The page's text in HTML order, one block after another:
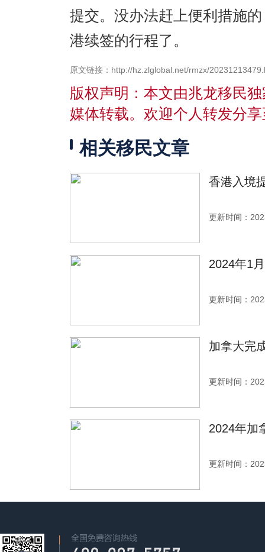
提交。没办法赶上便利措施
港续签的行程了。
原文链接：http://hz.zlglobal.net/rmzx/
版权声明：本文由兆龙移民
媒体转载。欢迎个人转发分
相关移民文章
香港入境
更新时间：
2024年1
更新时间：
加拿大完
更新时间：
2024年加
更新时间：